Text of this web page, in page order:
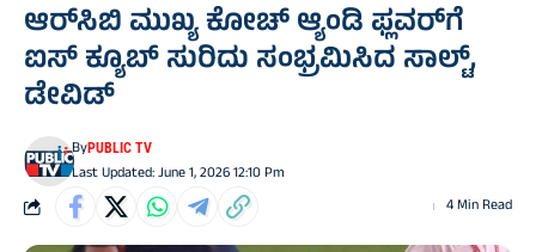
ಆರ್‌ಸಿಬಿ ಮುಖ್ಯ ಕೋಚ್ ಆ್ಯಂಡಿ ಫ್ಲವರ್‌ಗೆ
ಐಸ್ ಕ್ಯೂಬ್‌ ಸುರಿದು ಸಂಭ್ರಮಿಸಿದ ಸಾಲ್ಟ್‌,
ಡೇವಿಡ್‌
Last Updated: June 1, 2026 12:10 Pm
ByPUBLIC TV
4 Min Read